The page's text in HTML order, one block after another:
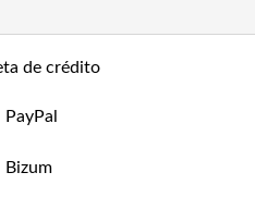
de crédito
PayPal
Bizum